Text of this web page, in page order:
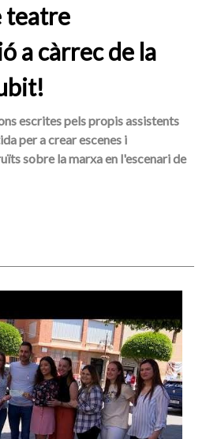
teatre
a càrrec de la
escrites pels propis assistents
per a crear escenes i
sobre la marxa en l'escenari de